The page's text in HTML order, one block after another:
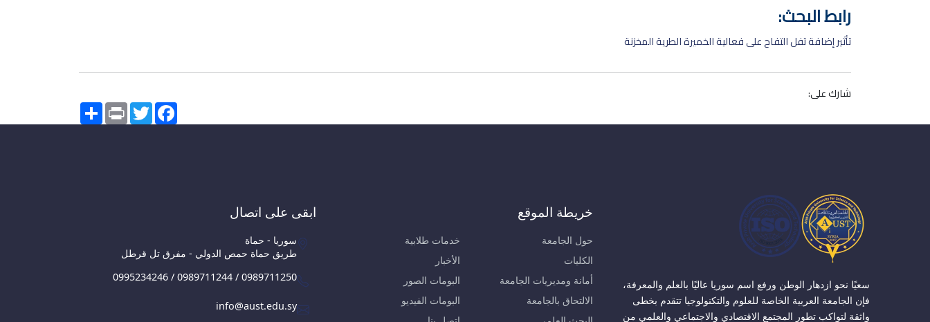
رابط البحث:
تأثير إضافة تفل التفاح على فعالية الخميرة الطرية المخزنة
شارك على:
Share PrintTwitterFacebook
سعيًا نحو ازدهار الوطن ورفع اسم سوريا عاليًا بالعلم والمعرفة،
فإن الجامعة العربية الخاصة للعلوم والتكنولوجيا تتقدم بخطى
واثقة لتواكب تطور المجتمع الاقتصادي والاجتماعي والعلمي من
خريطة الموقع
حول الجامعة
الكليات
أمانة ومديريات الجامعة
الالتحاق بالجامعة
خدمات طلابية
الأخبار
البومات الصور
البومات الفيديو
ابقى على اتصال
سوريا - حماة
طريق حماة حمص الدولي - مفرق تل قرطل
0995234246 / 0989711244 / 0989711250
info@aust.edu.sy